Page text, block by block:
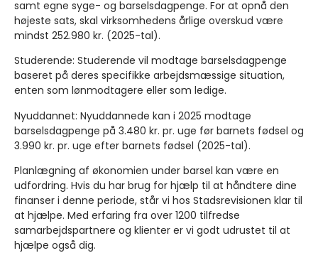
samt egne syge- og barselsdagpenge. For at opnå den
højeste sats, skal virksomhedens årlige overskud være
mindst 252.980 kr. (2025-tal).
Studerende: Studerende vil modtage barselsdagpenge
baseret på deres specifikke arbejdsmæssige situation,
enten som lønmodtagere eller som ledige.
Nyuddannet: Nyuddannede kan i 2025 modtage
barselsdagpenge på 3.480 kr. pr. uge før barnets fødsel og
3.990 kr. pr. uge efter barnets fødsel (2025-tal).
Planlægning af økonomien under barsel kan være en
udfordring. Hvis du har brug for hjælp til at håndtere dine
finanser i denne periode, står vi hos Stadsrevisionen klar til
at hjælpe. Med erfaring fra over 1200 tilfredse
samarbejdspartnere og klienter er vi godt udrustet til at
hjælpe også dig.